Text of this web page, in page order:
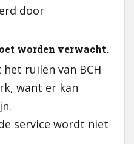
door
worden verwacht.
ruilen van BCH
want er kan
service wordt niet